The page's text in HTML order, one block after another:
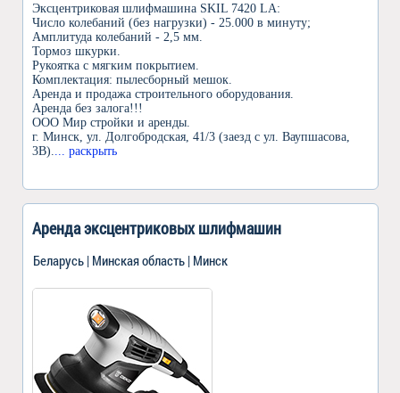
Эксцентриковая шлифмашина SKIL 7420 LA:
Число колебаний (без нагрузки) - 25.000 в минуту;
Амплитуда колебаний - 2,5 мм.
Тормоз шкурки.
Рукоятка с мягким покрытием.
Комплектация: пылесборный мешок.
Аренда и продажа строительного оборудования.
Аренда без залога!!!
ООО Мир стройки и аренды.
г. Минск, ул. Долгобродская, 41/3 (заезд с ул. Ваупшасова,
3В).
... раскрыть
Аренда эксцентриковых шлифмашин
Беларусь | Минская область | Минск